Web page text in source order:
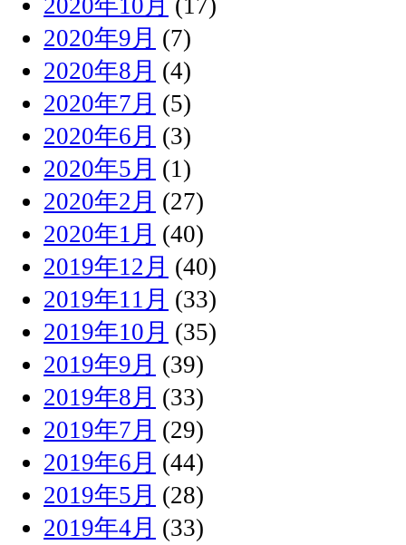
2020年9月 (7)
2020年8月 (4)
2020年7月 (5)
2020年6月 (3)
2020年5月 (1)
2020年2月 (27)
2020年1月 (40)
2019年12月 (40)
2019年11月 (33)
2019年10月 (35)
2019年9月 (39)
2019年8月 (33)
2019年7月 (29)
2019年6月 (44)
2019年5月 (28)
2019年4月 (33)